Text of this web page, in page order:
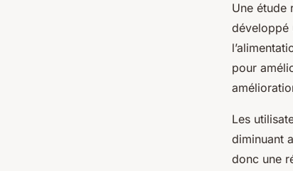
Une étude
développé
pour
Les
diminuant
donc une